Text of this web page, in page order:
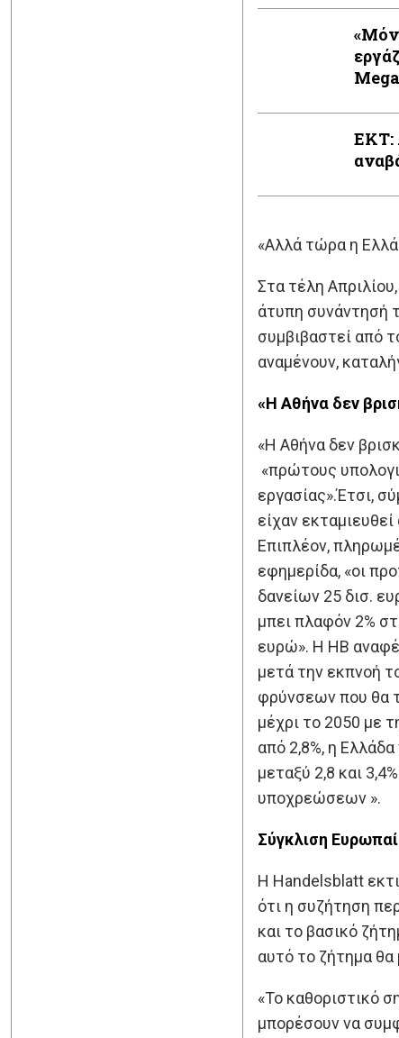
ΕΚΤ:
«Αλλά τώρα η
Στα τέλη
άτυπη συνάντησή
συμβιβαστεί από
αναμένουν,
«Η Αθήνα δεν
«Η Αθήνα δεν
«πρώτους
εργασίας».Έτσι,
είχαν
Επιπλέον,
εφημερίδα, «οι
δανείων 25 δισ.
μπει πλαφόν 2%
ευρώ». Η HB
μετά την εκπνοή
φρύνσεων που θα
μέχρι το 2050 με
από 2,8%, η
μεταξύ 2,8 και
υποχρεώσεων ».
Σύγκλιση
Η Handelsblatt
ότι η συζήτηση
και το βασικό
αυτό το ζήτημα θα
«Το καθοριστικό
μπορέσουν να